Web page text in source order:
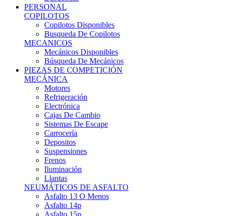
COPILOTOS
Copilotos Disponibles
Busqueda De Copilotos
MECANICOS
Mecánicos Disponibles
Búsqueda De Mecánicos
PIEZAS DE COMPETICIÓN
MECÁNICA
Motores
Refrigeración
Electrónica
Cajas De Cambio
Sistemas De Escape
Carrocería
Depositos
Suspensiones
Frenos
Iluminación
Llantas
NEUMÁTICOS DE ASFALTO
Asfalto 13 O Menos
Asfalto 14p
Asfalto 15p
Asfalto 16p